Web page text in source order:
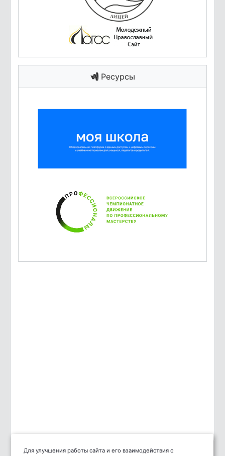
Ресурсы
Для улучшения работы сайта и его взаимодействия с